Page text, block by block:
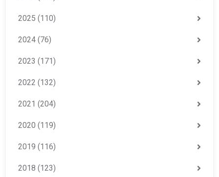
2025 (110)
2024 (76)
2023 (171)
2022 (132)
2021 (204)
2020 (119)
2019 (116)
2018 (123)